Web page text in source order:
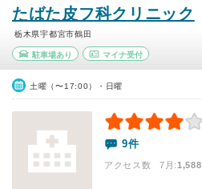
たばた皮フ科クリニック
栃木県宇都宮市鶴田
駐車場あり マイナ受付
土曜（〜17:00）・日曜
9件
アクセス数 7月:1,588